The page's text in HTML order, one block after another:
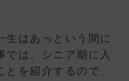
生はあっという間に
では、シニア期に入
を紹介するので、